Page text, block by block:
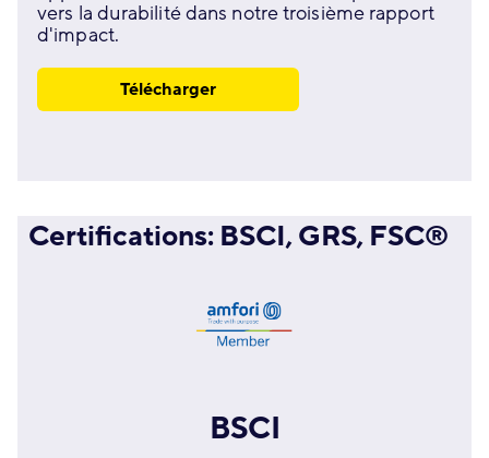
vers la durabilité dans notre troisième rapport
d'impact.
Télécharger
Certifications: BSCI, GRS, FSC®
BSCI